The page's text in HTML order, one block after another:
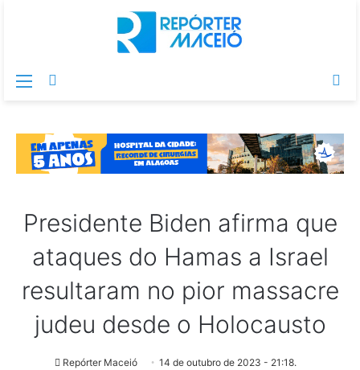
Menu
Presidente Biden afirma que
ataques do Hamas a Israel
resultaram no pior massacre
judeu desde o Holocausto
Repórter Maceió 14 de outubro de 2023 - 21:18.